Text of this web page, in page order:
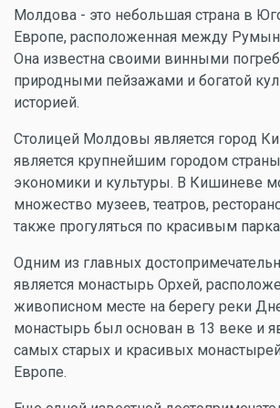
Молдова - это небольшая страна в
Европе, расположенная между
Она известна своими винными
природными пейзажами и богатой
историей.
Столицей Молдовы является город
является крупнейшим городом
экономики и культуры. В Кишиневе
множество музеев, театров,
также прогуляться по красивым
Одним из главных
является монастырь Орхей,
живописном месте на берегу реки
монастырь был основан в 13 веке и
самых старых и красивых
Европе.